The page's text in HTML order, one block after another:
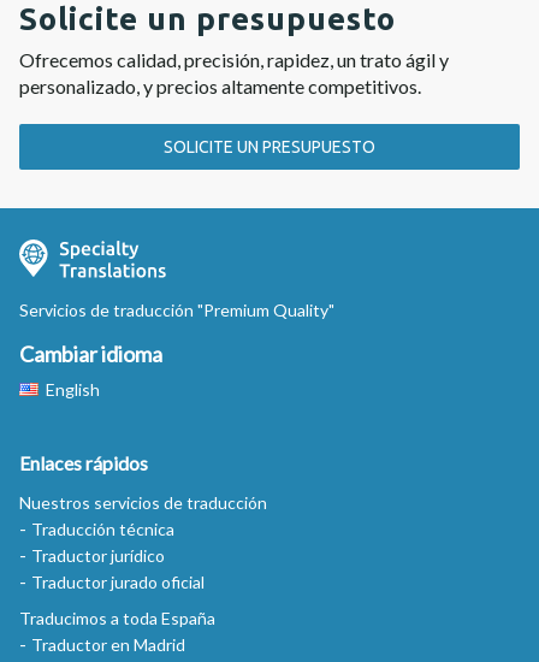
Solicite un presupuesto
Ofrecemos calidad, precisión, rapidez, un trato ágil y
personalizado, y precios altamente competitivos.
SOLICITE UN PRESUPUESTO
Servicios de traducción "Premium Quality"
Cambiar idioma
English
Enlaces rápidos
Nuestros servicios de traducción
Traducción técnica
Traductor jurídico
Traductor jurado oficial
Traducimos a toda España
Traductor en Madrid